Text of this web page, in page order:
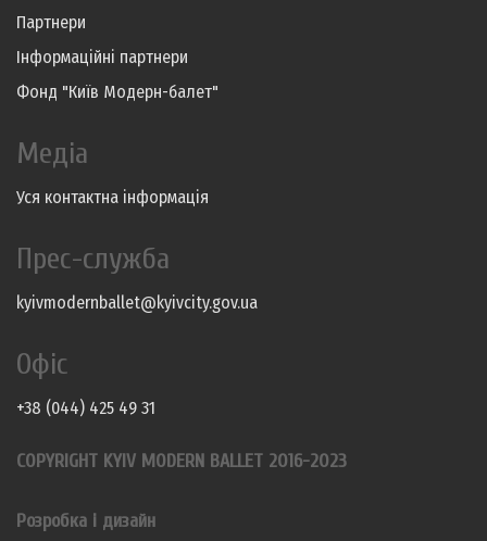
Партнери
Інформаційні партнери
Фонд "Київ Модерн-балет"
Медіа
Уся контактна інформація
Прес-служба
kyivmodernballet@kyivcity.gov.ua
Офіс
+38 (044) 425 49 31
COPYRIGHT KYIV MODERN BALLET 2016-2023
Розробка і дизайн